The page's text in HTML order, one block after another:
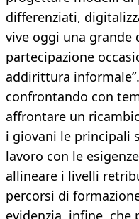
differenziati,
vive oggi una
partecipazione
addirittura
confrontando con
affrontare un
i giovani le principali
lavoro con le
allineare i livelli
percorsi di
evidenzia, infine, che